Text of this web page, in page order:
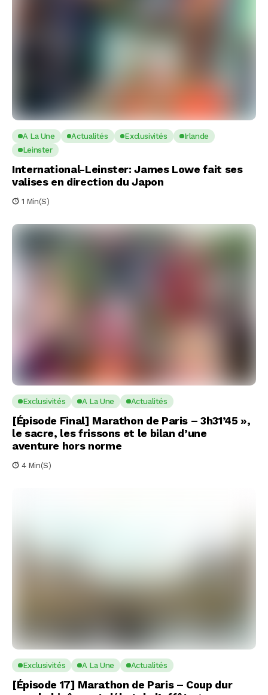
A La Une Actualités Exclusivités
Irlande
Leinster
International-Leinster: James Lowe fait ses
valises en direction du Japon
1 Min(s)
Exclusivités A La Une Actualités
[Épisode Final] Marathon de Paris – 3h31’45 »,
le sacre, les frissons et le bilan d’une
aventure hors norme
4 Min(s)
Exclusivités A La Une Actualités
[Épisode 17] Marathon de Paris – Coup dur